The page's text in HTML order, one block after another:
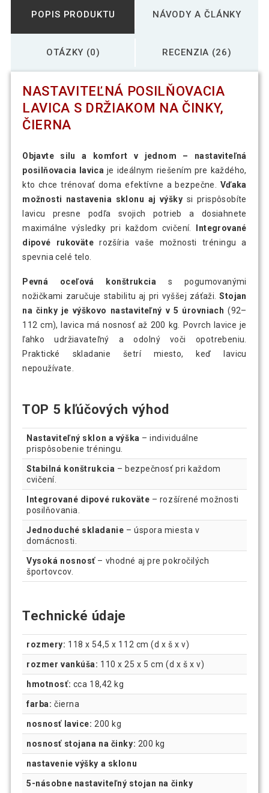
POPIS PRODUKTU NÁVODY A ČLÁNKY
OTÁZKY (0) RECENZIA (26)
NASTAVITEĽNÁ POSILŇOVACIA
LAVICA S DRŽIAKOM NA ČINKY,
ČIERNA
Objavte silu a komfort v jednom – nastaviteľná
posilňovacia lavica je ideálnym riešením pre každého,
kto chce trénovať doma efektívne a bezpečne. Vďaka
možnosti nastavenia sklonu aj výšky si prispôsobíte
lavicu presne podľa svojich potrieb a dosiahnete
maximálne výsledky pri každom cvičení.
Integrované
dipové rukoväte rozšíria vaše možnosti tréningu a
spevnia celé telo.
Pevná oceľová konštrukcia s pogumovanými
nožičkami zaručuje stabilitu aj pri vyššej záťaži.Stojan
na činky je výškovo nastaviteľný v 5 úrovniach (92–
112 cm), lavica má nosnosť až 200 kg. Povrch lavice je
ľahko udržiavateľný a odolný voči opotrebeniu.
Praktické skladanie šetrí miesto, keď lavicu
nepoužívate.
TOP 5 kľúčových výhod
Nastaviteľný sklon a výška – individuálne
prispôsobenie tréningu.
Stabilná konštrukcia – bezpečnosť pri každom
cvičení.
Integrované dipové rukoväte – rozšírené možnosti
posilňovania.
Jednoduché skladanie – úspora miesta v
domácnosti.
Vysoká nosnosť– vhodné aj pre pokročilých
športovcov.
Technické údaje
rozmery: 118 x 54,5 x 112 cm (d x š x v)
rozmer vankúša: 110 x 25 x 5 cm (d x š x v)
hmotnosť: cca 18,42 kg
farba: čierna
nosnosť lavice: 200 kg
nosnosť stojana na činky: 200 kg
nastavenie výšky a sklonu
5-násobne nastaviteľný stojan na činky